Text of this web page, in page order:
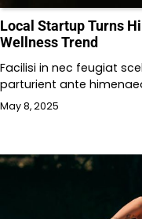
Local Startup Turns
Wellness Trend
Facilisi in nec feugiat
parturient ante
May 8, 2025